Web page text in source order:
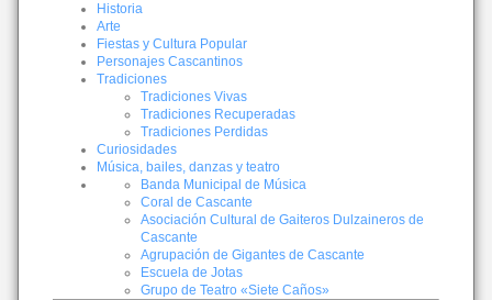
Historia
Arte
Fiestas y Cultura Popular
Personajes Cascantinos
Tradiciones
Tradiciones Vivas
Tradiciones Recuperadas
Tradiciones Perdidas
Curiosidades
Música, bailes, danzas y teatro
Banda Municipal de Música
Coral de Cascante
Asociación Cultural de Gaiteros Dulzaineros de
Cascante
Agrupación de Gigantes de Cascante
Escuela de Jotas
Grupo de Teatro «Siete Caños»